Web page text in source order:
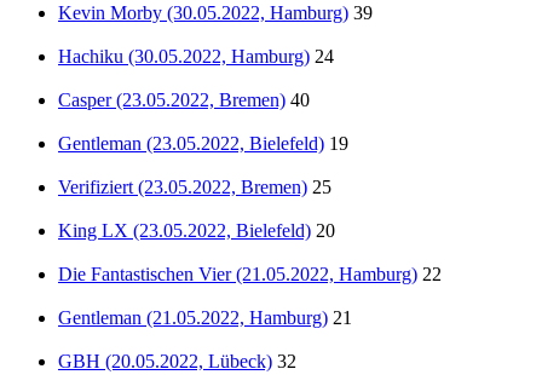
Kevin Morby (30.05.2022, Hamburg) 39
Hachiku (30.05.2022, Hamburg) 24
Casper (23.05.2022, Bremen) 40
Gentleman (23.05.2022, Bielefeld) 19
Verifiziert (23.05.2022, Bremen) 25
King LX (23.05.2022, Bielefeld) 20
Die Fantastischen Vier (21.05.2022, Hamburg) 22
Gentleman (21.05.2022, Hamburg) 21
GBH (20.05.2022, Lübeck) 32